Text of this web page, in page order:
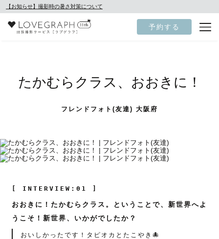
【お知らせ】撮影時の暑さ対策について
予約する
たかむらクラス、おおきに！
フレンドフォト(友達) 大阪府
[ INTERVIEW:01 ]
おおきに！たかむらクラス。ということで、新世界へよ
うこそ！新世界、いかがでしたか？
おいしかったです！タピオカとたこやき🐙